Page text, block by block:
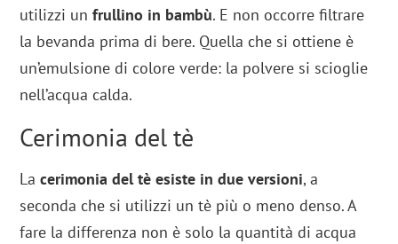
utilizzi un frullino in bambù. E non occorre filtrare
la bevanda prima di bere. Quella che si ottiene è
un’emulsione di colore verde: la polvere si scioglie
nell’acqua calda.
Cerimonia del tè
Lacerimonia del tè esiste in due versioni, a
seconda che si utilizzi un tè più o meno denso. A
fare la differenza non è solo la quantità di acqua